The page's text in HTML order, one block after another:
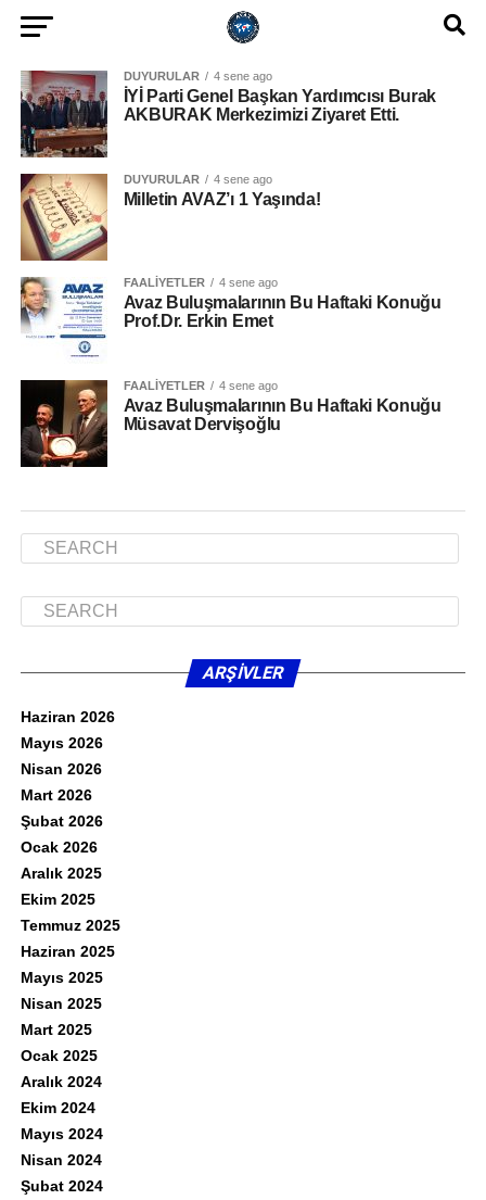
DUYURULAR 4 sene ago
İYİ Parti Genel Başkan Yardımcısı Burak
AKBURAK Merkezimizi Ziyaret Etti.
DUYURULAR 4 sene ago
Milletin AVAZ’ı 1 Yaşında!
FAALIYETLER 4 sene ago
Avaz Buluşmalarının Bu Haftaki Konuğu
Prof.Dr. Erkin Emet
FAALIYETLER 4 sene ago
Avaz Buluşmalarının Bu Haftaki Konuğu
Müsavat Dervişoğlu
ARŞIVLER
Haziran 2026
Mayıs 2026
Nisan 2026
Mart 2026
Şubat 2026
Ocak 2026
Aralık 2025
Ekim 2025
Temmuz 2025
Haziran 2025
Mayıs 2025
Nisan 2025
Mart 2025
Ocak 2025
Aralık 2024
Ekim 2024
Mayıs 2024
Nisan 2024
Şubat 2024